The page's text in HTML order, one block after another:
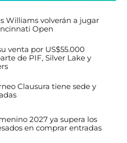
Williams volverán a jugar
Open
venta por US$55.000
de PIF, Silver Lake y
Clausura tiene sede y
2027 ya supera los
en comprar entradas